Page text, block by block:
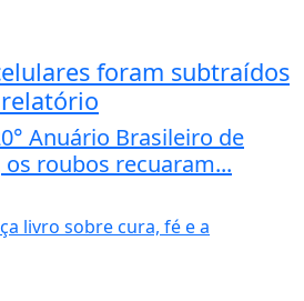
foram subtraídos
Anuário Brasileiro de
os roubos recuaram...